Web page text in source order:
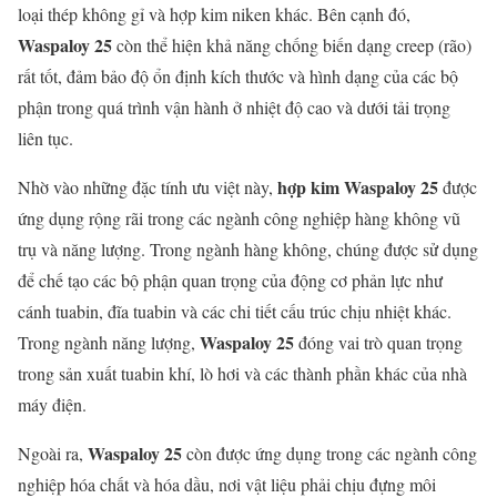
loại thép không gỉ và hợp kim niken khác. Bên cạnh đó,
Waspaloy 25còn thể hiện khả năng chống biến dạng creep (rão)
rất tốt, đảm bảo độ ổn định kích thước và hình dạng của các bộ
phận trong quá trình vận hành ở nhiệt độ cao và dưới tải trọng
liên tục.
Nhờ vào những đặc tính ưu việt này, hợp kim Waspaloy 25được
ứng dụng rộng rãi trong các ngành công nghiệp hàng không vũ
trụ và năng lượng. Trong ngành hàng không, chúng được sử dụng
để chế tạo các bộ phận quan trọng của động cơ phản lực như
cánh tuabin, đĩa tuabin và các chi tiết cấu trúc chịu nhiệt khác.
Trong ngành năng lượng, Waspaloy 25đóng vai trò quan trọng
trong sản xuất tuabin khí, lò hơi và các thành phần khác của nhà
máy điện.
Ngoài ra, Waspaloy 25còn được ứng dụng trong các ngành công
nghiệp hóa chất và hóa dầu, nơi vật liệu phải chịu đựng môi